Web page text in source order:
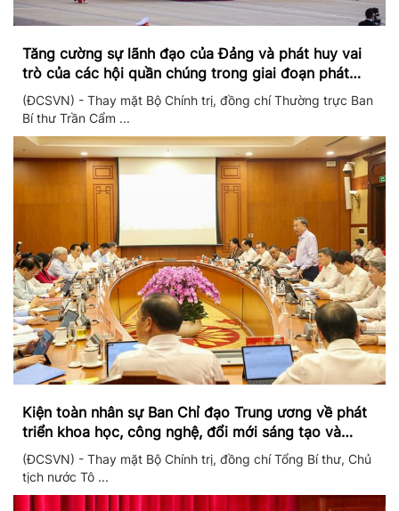
Tăng cường sự lãnh đạo của Đảng và phát huy vai
trò của các hội quần chúng trong giai đoạn phát
triển mới
(ĐCSVN) - Thay mặt Bộ Chính trị, đồng chí Thường trực Ban
Bí thư Trần Cẩm ...
Kiện toàn nhân sự Ban Chỉ đạo Trung ương về phát
triển khoa học, công nghệ, đổi mới sáng tạo và
chuyển đổi số
(ĐCSVN) - Thay mặt Bộ Chính trị, đồng chí Tổng Bí thư, Chủ
tịch nước Tô ...